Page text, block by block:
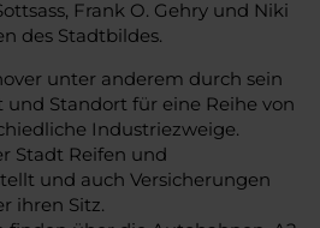
Frank O. Gehry und Niki
des Stadtbildes.
unter anderem durch sein
und Standort für eine Reihe von
Industriezweige.
Stadt Reifen und
und auch Versicherungen
ihren Sitz.